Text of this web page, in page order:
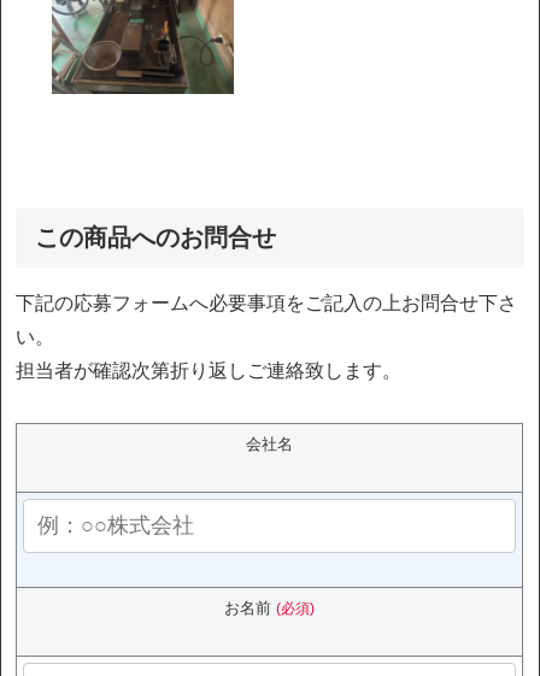
この商品へのお問合せ
下記の応募フォームへ必要事項をご記入の上お問合せ下さ
い。
担当者が確認次第折り返しご連絡致します。
会社名
お名前(必須)